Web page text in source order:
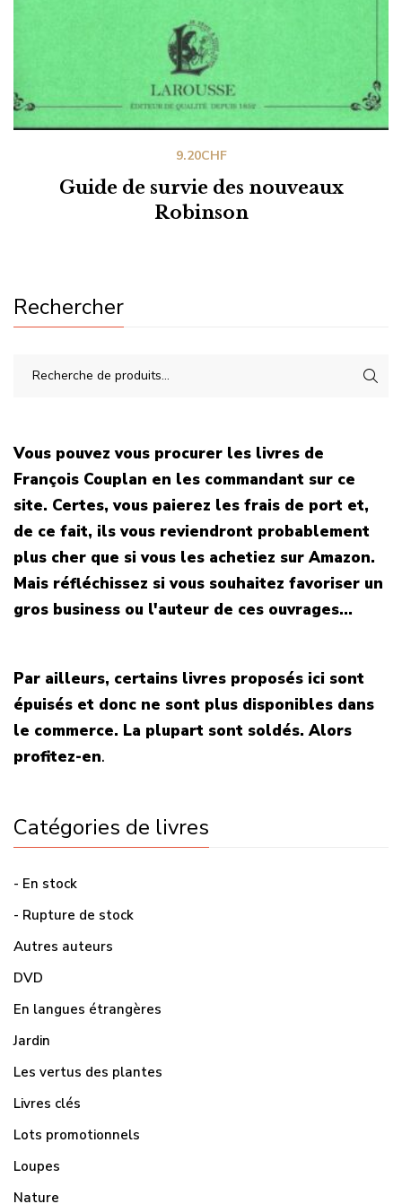
Guide de survie des nouveaux
Robinson
9.20CHF
Rechercher
Vous pouvez vous procurer les livres de
François Couplan en les commandant sur ce
site. Certes, vous paierez les frais de port et,
de ce fait, ils vous reviendront probablement
plus cher que si vous les achetiez sur Amazon.
Mais réfléchissez si vous souhaitez favoriser un
gros business ou l'auteur de ces ouvrages...
Par ailleurs, certains livres proposés ici sont
épuisés et donc ne sont plus disponibles dans
le commerce. La plupart sont soldés. Alors
profitez-en.
Catégories de livres
- En stock
- Rupture de stock
Autres auteurs
DVD
En langues étrangères
Jardin
Les vertus des plantes
Livres clés
Lots promotionnels
Loupes
Nature